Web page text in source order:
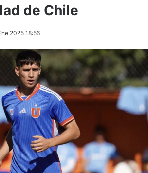
de Chile
2025 18:56